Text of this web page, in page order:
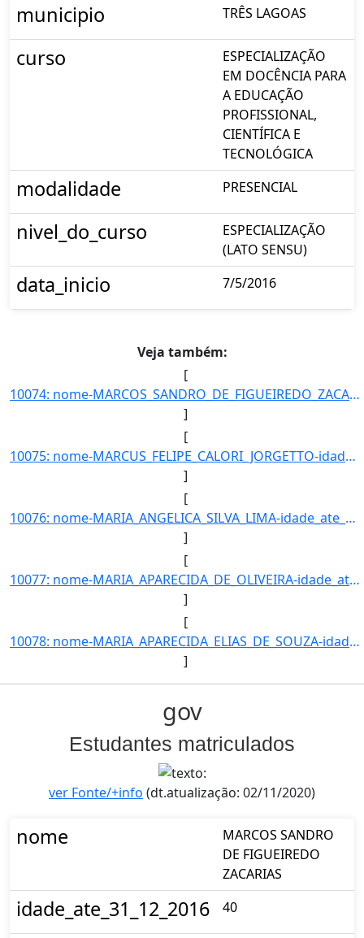
municipio TRÊS LAGOAS
curso
ESPECIALIZAÇÃO
EM DOCÊNCIA PARA
A EDUCAÇÃO
PROFISSIONAL,
CIENTÍFICA E
TECNOLÓGICA
modalidade PRESENCIAL
nivel_do_curso
ESPECIALIZAÇÃO
(LATO SENSU)
data_inicio 7/5/2016
Veja também:
[
10074: nome-MARCOS_SANDRO_DE_FIGUEIREDO_ZACARIAS-idade_ate_31_12_2016-40-ra-2593-campus-TL-municipio-TRES_L]
]
[
10075: nome-MARCUS_FELIPE_CALORI_JORGETTO-idade_ate_31_12_2016-28-ra-7337-campus-TL-municipio-TRES_LAGOAS-c]
]
[
10076: nome-MARIA_ANGELICA_SILVA_LIMA-idade_ate_31_12_2016-17-ra-8795-campus-TL-municipio-TRES_LAGOAS-curso]
]
[
10077: nome-MARIA_APARECIDA_DE_OLIVEIRA-idade_ate_31_12_2016-59-ra-22792-campus-TL-municipio-TRES_LAGOAS-cu]
]
[
10078: nome-MARIA_APARECIDA_ELIAS_DE_SOUZA-idade_ate_31_12_2016-51-ra-19504-campus-TL-municipio-TRES_LAGOAS]
]
gov
Estudantes matriculados
ver Fonte/+info (dt.atualização: 02/11/2020)
nome
MARCOS SANDRO
DE FIGUEIREDO
ZACARIAS
idade_ate_31_12_2016 40